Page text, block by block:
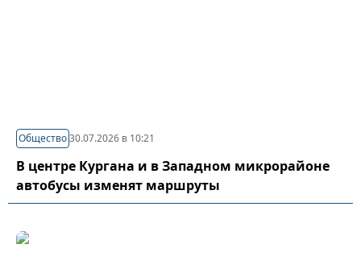
Общество30.07.2026 в 10:21
В центре Кургана и в Западном микрорайоне
автобусы изменят маршруты